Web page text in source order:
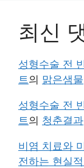
최신
성형수술 전
트 의 맑은샘물
성형수술 전
트 의 청춘결과
비염 치료와
전하는 현실